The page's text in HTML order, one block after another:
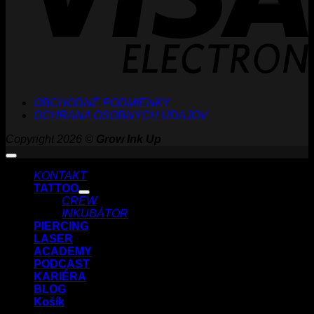
OBCHODNÉ PODMIENKY
OCHRANA OSOBNÝCH ÚDAJOV
Copyright 2026 © Grow Ink Up
KONTAKT
TATTOO
CREW
INKUBÁTOR
PIERCING
LASER
ACADEMY
PODCAST
KARIÉRA
BLOG
Košík